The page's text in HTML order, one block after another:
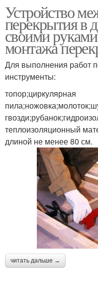
Устройство
перекрытия в
своими
монтажа
Для выполнения работ
инструменты:
топор;циркулярная
теплоизоляционный
длиной не менее 80 см.
читать дальше →